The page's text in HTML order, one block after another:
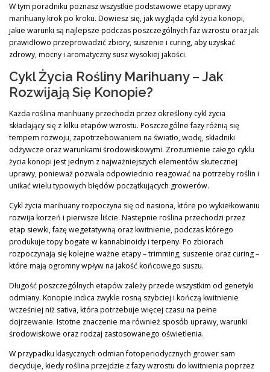
W tym poradniku poznasz wszystkie podstawowe etapy uprawy
marihuany krok po kroku. Dowiesz się, jak wygląda cykl życia konopi,
jakie warunki są najlepsze podczas poszczególnych faz wzrostu oraz jak
prawidłowo przeprowadzić zbiory, suszenie i curing, aby uzyskać
zdrowy, mocny i aromatyczny susz wysokiej jakości.
Cykl Życia Rośliny Marihuany – Jak
Rozwijają Się Konopie?
Każda roślina marihuany przechodzi przez określony cykl życia
składający się z kilku etapów wzrostu. Poszczególne fazy różnią się
tempem rozwoju, zapotrzebowaniem na światło, wodę, składniki
odżywcze oraz warunkami środowiskowymi. Zrozumienie całego cyklu
życia konopi jest jednym z najważniejszych elementów skutecznej
uprawy, ponieważ pozwala odpowiednio reagować na potrzeby roślin i
unikać wielu typowych błędów początkujących growerów.
Cykl życia marihuany rozpoczyna się od nasiona, które po wykiełkowaniu
rozwija korzeń i pierwsze liście. Następnie roślina przechodzi przez
etap siewki, fazę wegetatywną oraz kwitnienie, podczas którego
produkuje topy bogate w kannabinoidy i terpeny. Po zbiorach
rozpoczynają się kolejne ważne etapy – trimming, suszenie oraz curing –
które mają ogromny wpływ na jakość końcowego suszu.
Długość poszczególnych etapów zależy przede wszystkim od genetyki
odmiany. Konopie indica zwykle rosną szybciej i kończą kwitnienie
wcześniej niż sativa, która potrzebuje więcej czasu na pełne
dojrzewanie. Istotne znaczenie ma również sposób uprawy, warunki
środowiskowe oraz rodzaj zastosowanego oświetlenia.
W przypadku klasycznych odmian fotoperiodycznych grower sam
decyduje, kiedy roślina przejdzie z fazy wzrostu do kwitnienia poprzez